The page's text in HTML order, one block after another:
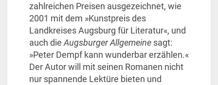
zahlreichen Preisen ausgezeichnet, wie
2001 mit dem »Kunstpreis des
Landkreises Augsburg für Literatur«, und
auch die Augsburger Allgemeine sagt:
»Peter Dempf kann wunderbar erzählen.«
Der Autor will mit seinen Romanen nicht
nur spannende Lektüre bieten und